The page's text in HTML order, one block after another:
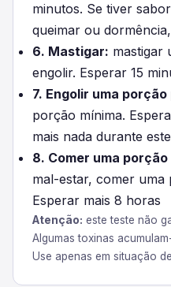
minutos. Se tiver
queimar ou
6. Mastigar: mastigar
engolir. Esperar 15
7. Engolir uma
porção mínima.
mais nada durante
8. Comer uma porção
mal-estar, comer uma
Esperar mais 8 horas
Atenção: este teste não
Algumas toxinas
Use apenas em situação